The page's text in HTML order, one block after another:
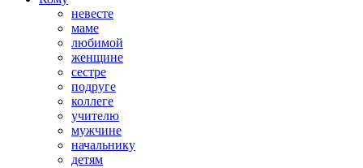
невесте
маме
любимой
женщине
сестре
подруге
коллеге
учителю
мужчине
начальнику
детям